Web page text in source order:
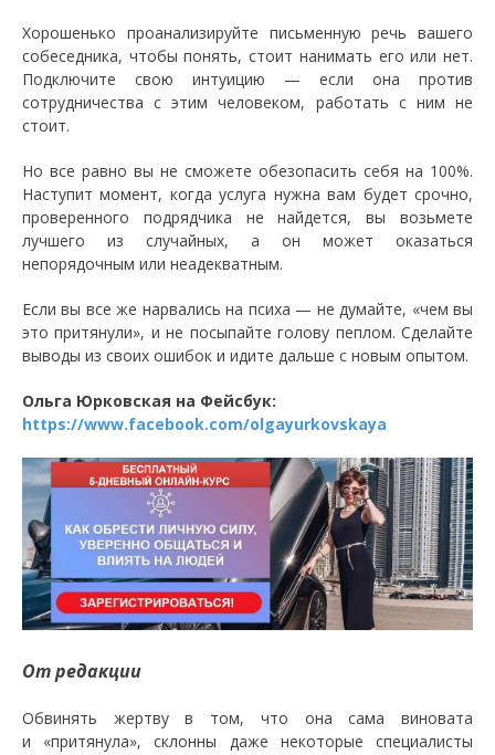
Хорошенько проанализируйте письменную речь вашего
собеседника, чтобы понять, стоит нанимать его или нет.
Подключите свою интуицию — если она против
сотрудничества с этим человеком, работать с ним не
стоит.
Но все равно вы не сможете обезопасить себя на 100%.
Наступит момент, когда услуга нужна вам будет срочно,
проверенного подрядчика не найдется, вы возьмете
лучшего из случайных, а он может оказаться
непорядочным или неадекватным.
Если вы все же нарвались на психа — не думайте, «чем вы
это притянули», и не посыпайте голову пеплом. Сделайте
выводы из своих ошибок и идите дальше с новым опытом.
Ольга Юрковская на Фейсбук:
https://www.facebook.com/olgayurkovskaya
От редакции
Обвинять жертву в том, что она сама виновата
и «притянула», склонны даже некоторые специалисты